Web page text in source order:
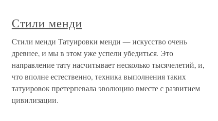
Стили менди
Стили менди Татуировки менди — искусство очень
древнее, и мы в этом уже успели убедиться. Это
направление тату насчитывает несколько тысячелетий, и,
что вполне естественно, техника выполнения таких
татуировок претерпевала эволюцию вместе с развитием
цивилизации.